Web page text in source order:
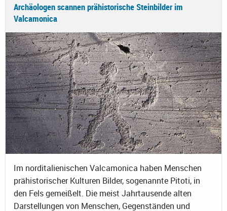
Archäologen scannen prähistorische Steinbilder im
Valcamonica
Im norditalienischen Valcamonica haben Menschen
prähistorischer Kulturen Bilder, sogenannte Pitoti, in
den Fels gemeißelt. Die meist Jahrtausende alten
Darstellungen von Menschen, Gegenständen und